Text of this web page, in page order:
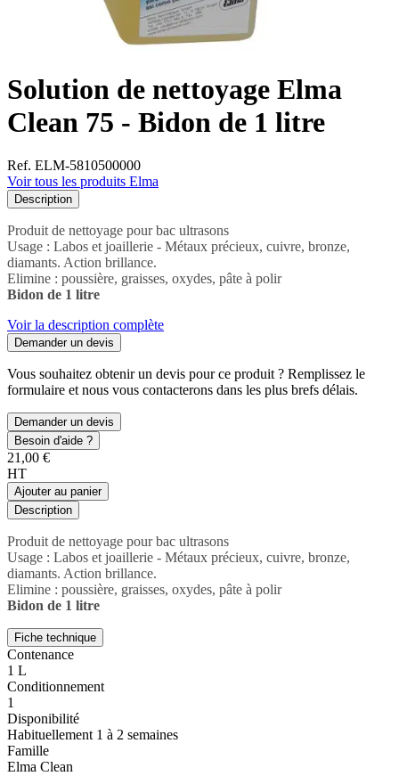
Solution de nettoyage Elma
Clean 75 - Bidon de 1 litre
Ref. ELM-5810500000
Voir tous les produits Elma
Description
Produit de nettoyage pour bac ultrasons
Usage : Labos et joaillerie - Métaux précieux, cuivre, bronze,
diamants. Action brillance.
Bidon de 1 litre
Voir la description complète
Demander un devis
Vous souhaitez obtenir un devis pour ce produit ? Remplissez le
formulaire et nous vous contacterons dans les plus brefs délais.
Demander un devis
Besoin d'aide ?
21,00 €
HT
Ajouter au panier
Description
Produit de nettoyage pour bac ultrasons
Usage : Labos et joaillerie - Métaux précieux, cuivre, bronze,
diamants. Action brillance.
Bidon de 1 litre
Fiche technique
Contenance
1 L
Conditionnement
1
Disponibilité
Habituellement 1 à 2 semaines
Famille
Elma Clean